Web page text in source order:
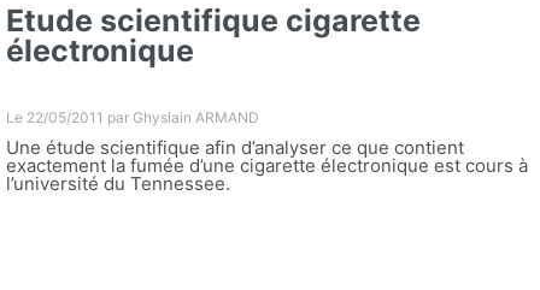
Etude scientifique cigarette
électronique
Le 22/05/2011 par Ghyslain ARMAND
Une étude scientifique afin d’analyser ce que contient
exactement la fumée d’une cigarette électronique est cours à
l’université du Tennessee.